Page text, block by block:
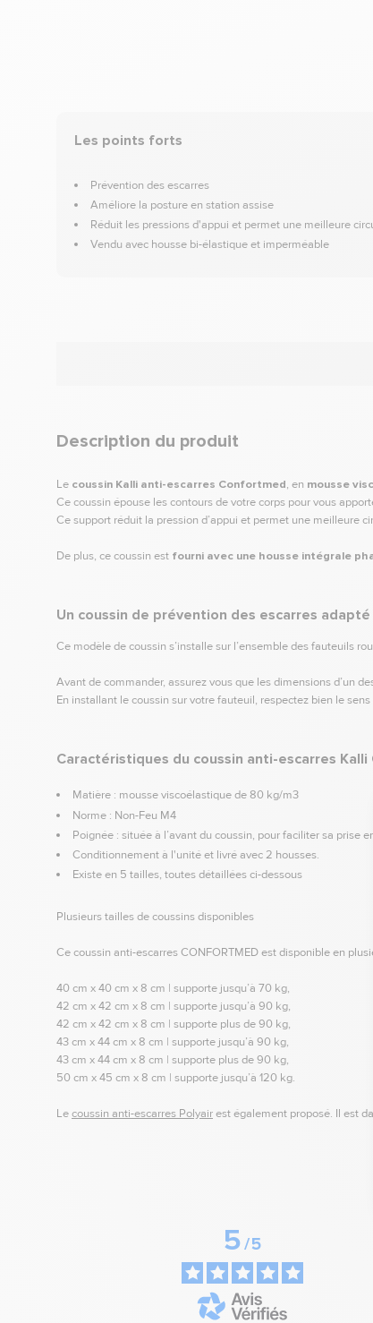
Les points forts
Prévention des escarres
Améliore la posture en station assise
Réduit les pressions d'appui et permet une meilleure
Vendu avec housse bi-élastique et imperméable
Description du produit
Le coussin Kalli anti-escarres Confortmed, en mousse
Ce coussin épouse les contours de votre corps pour vous
Ce support réduit la pression d’appui et permet une meilleure
De plus, ce coussin est fourni avec une housse intégrale
Un coussin de prévention des escarres
Ce modèle de coussin s’installe sur l’ensemble des fauteuils
Avant de commander, assurez vous que les dimensions d’un
En installant le coussin sur votre fauteuil, respectez bien le
Caractéristiques du coussin anti-escarres
Matière : mousse viscoélastique de 80 kg/m3
Norme : Non-Feu M4
Poignée : située à l’avant du coussin, pour faciliter sa prise
Conditionnement à l'unité et livré avec 2 housses.
Existe en 5 tailles, toutes détaillées ci-dessous
Plusieurs tailles de coussins disponibles
Ce coussin anti-escarres CONFORTMED est disponible en
40 cm x 40 cm x 8 cm | supporte jusqu’à 70 kg,
42 cm x 42 cm x 8 cm | supporte jusqu’à 90 kg,
42 cm x 42 cm x 8 cm | supporte plus de 90 kg,
43 cm x 44 cm x 8 cm | supporte jusqu’à 90 kg,
43 cm x 44 cm x 8 cm | supporte plus de 90 kg,
50 cm x 45 cm x 8 cm | supporte jusqu’à 120 kg.
Lecoussin anti-escarres Polyairest également proposé. Il est
5/5